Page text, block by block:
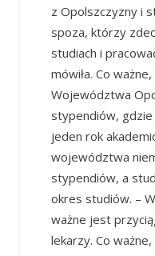
z Opolszczyzny i
spoza, którzy
studiach i
mówiła. Co
Województwa
stypendiów, gdzie
jeden rok
województwa
stypendiów, a
okres studiów. –
ważne jest
lekarzy. Co